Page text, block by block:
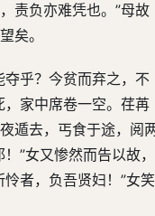
责负亦难凭也。”母故
矣。
乎？今贫而弃之，不
家中席卷一空。荏苒
遁去，丐食于途，阅
”女又惨然而告以故，
者，负吾贤妇！”女笑